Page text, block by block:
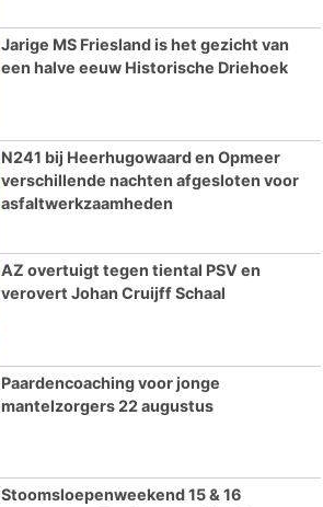
Jarige MS Friesland is het gezicht van
een halve eeuw Historische Driehoek
N241 bij Heerhugowaard en Opmeer
verschillende nachten afgesloten voor
asfaltwerkzaamheden
AZ overtuigt tegen tiental PSV en
verovert Johan Cruijff Schaal
Paardencoaching voor jonge
mantelzorgers 22 augustus
Stoomsloepenweekend 15 & 16